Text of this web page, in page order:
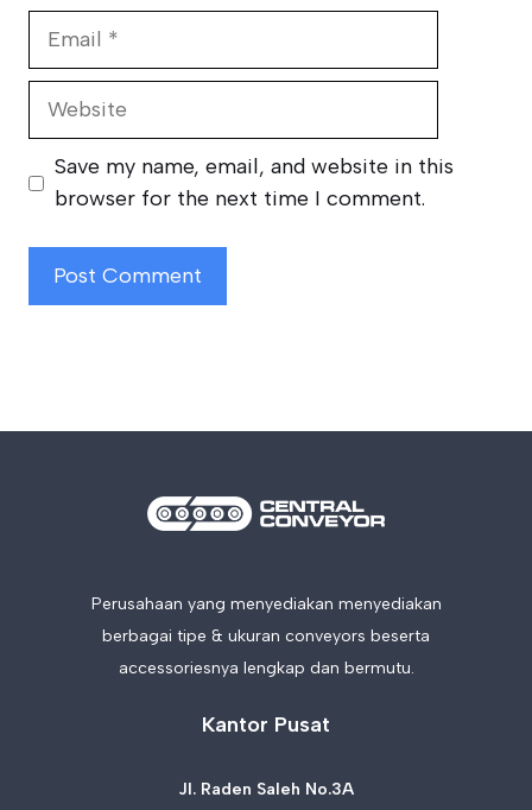
Website
Save my name, email, and website in this
browser for the next time I comment.
Perusahaan yang menyediakan menyediakan
berbagai tipe & ukuran conveyors beserta
accessoriesnya lengkap dan bermutu.
Kantor Pusat
Jl. Raden Saleh No.3A